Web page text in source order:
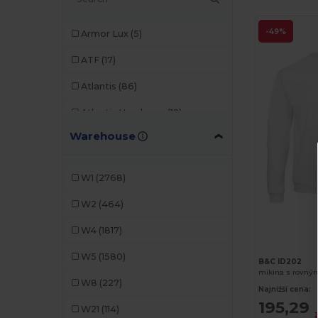
Armor Lux (5)
ATF (17)
Atlantis (86)
Atlantis Headwear (12)
AWDis (22)
Warehouse
W1 (2768)
W2 (464)
W4 (1817)
W5 (1580)
W8 (227)
W21 (114)
-49%
B&C ID202
mikina s
Najnižší cena:
195,29